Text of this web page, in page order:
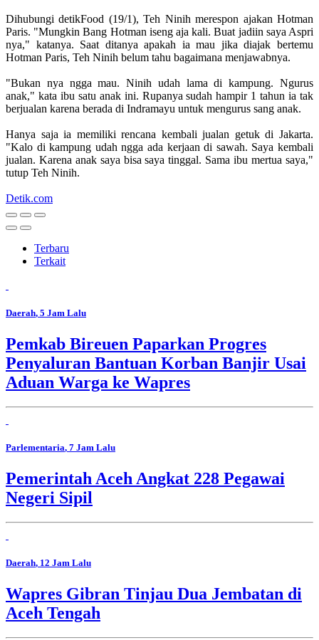
Dihubungi detikFood (19/1), Teh Ninih merespon ajakan Hotman
Paris. "Mungkin Bang Hotman iseng aja kali. Buat jadiin saya Aspri
nya," katanya. Saat ditanya apakah ia mau jika diajak bertemu
Hotman Paris, Teh Ninih belum tahu bagaimana menjawabnya.
"Bukan nya ngga mau. Ninih udah lama di kampung. Ngurus
anak," kata ibu satu anak ini. Rupanya sudah hampir 1 tahun ia tak
berjualan karena berada di Indramayu untuk mengurus sang anak.
Hanya saja ia memiliki rencana kembali jualan getuk di Jakarta.
"Kalo di kampung udah ngga ada kerjaan di sawah. Saya kembali
jualan. Karena anak saya bisa saya tinggal. Sama ibu mertua saya,"
tutup Teh Ninih.
Detik.com
Terbaru
Terkait
Daerah, 5 Jam Lalu
Pemkab Bireuen Paparkan Progres
Penyaluran Bantuan Korban Banjir Usai
Aduan Warga ke Wapres
Parlementaria, 7 Jam Lalu
Pemerintah Aceh Angkat 228 Pegawai
Negeri Sipil
Daerah, 12 Jam Lalu
Wapres Gibran Tinjau Dua Jembatan di
Aceh Tengah